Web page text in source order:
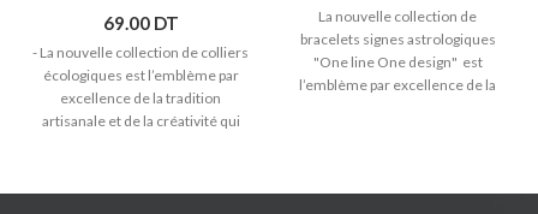
69.00 DT
- La nouvelle collection de colliers
écologiques est l’emblème par
excellence de la tradition
artisanale et de la créativité qui
dans l'or avec pendentifs en bois
La nouvelle collection de
bracelets signes astrologiques
"One line One design" est
l’emblème par excellence de la
♥Bracelet cordon avec pendentif